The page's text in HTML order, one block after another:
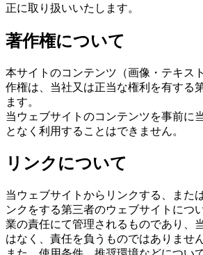
正に取り扱いいたします。
著作権について
本サイトのコンテンツ（画像・テキス
作権は、当社又は正当な権利を有する
ます。
当ウェブサイトのコンテンツを事前に
となく利用することはできません。
リンクについて
当ウェブサイトからリンクする、また
ンクをする第三者のウェブサイトにつ
業の責任にて管理されるものであり、
はなく、責任を負うものではありません